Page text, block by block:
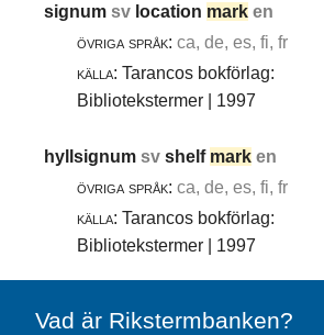
signumsv location mark en
övriga språk: ca, de, es, fi, fr
källa: Tarancos bokförlag:
Bibliotekstermer | 1997
hyllsignumsvshelf mark en
övriga språk: ca, de, es, fi, fr
källa: Tarancos bokförlag:
Bibliotekstermer | 1997
Vad är Rikstermbanken?